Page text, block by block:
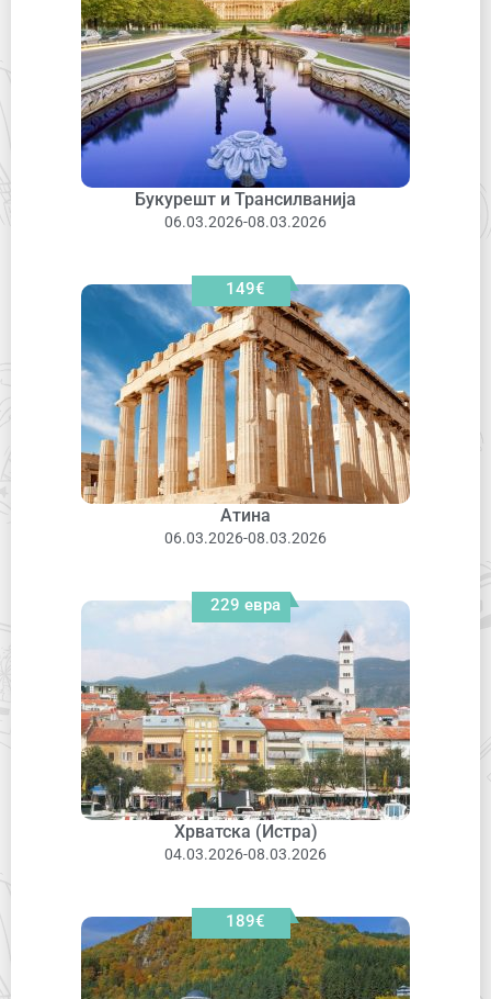
Букурешт и Трансилванија
06.03.2026-08.03.2026
149€
Атина
06.03.2026-08.03.2026
229 евра
Хрватска (Истра)
04.03.2026-08.03.2026
189€